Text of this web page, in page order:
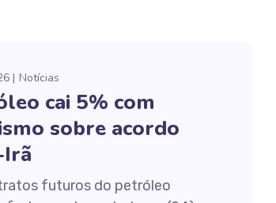
Notícias
cai 5% com
sobre acordo
Irã
futuros do petróleo